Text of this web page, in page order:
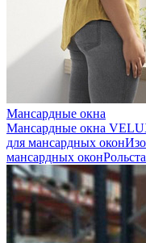
Мансардные окна
Мансардные окна
для мансардных окон
мансардных окон